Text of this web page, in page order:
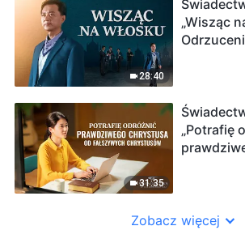
28:40
„Wisząc
31:35
„Potrafię
Zobacz więcej